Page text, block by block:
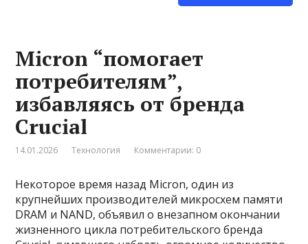
Micron “помогает
потребителям”,
избавляясь от бренда
Crucial
14.01.2026 Технология Комментарии: 0
Некоторое время назад Micron, один из
крупнейших производителей микросхем памяти
DRAM и NAND, объявил о внезапном окончании
жизненного цикла потребительского бренда